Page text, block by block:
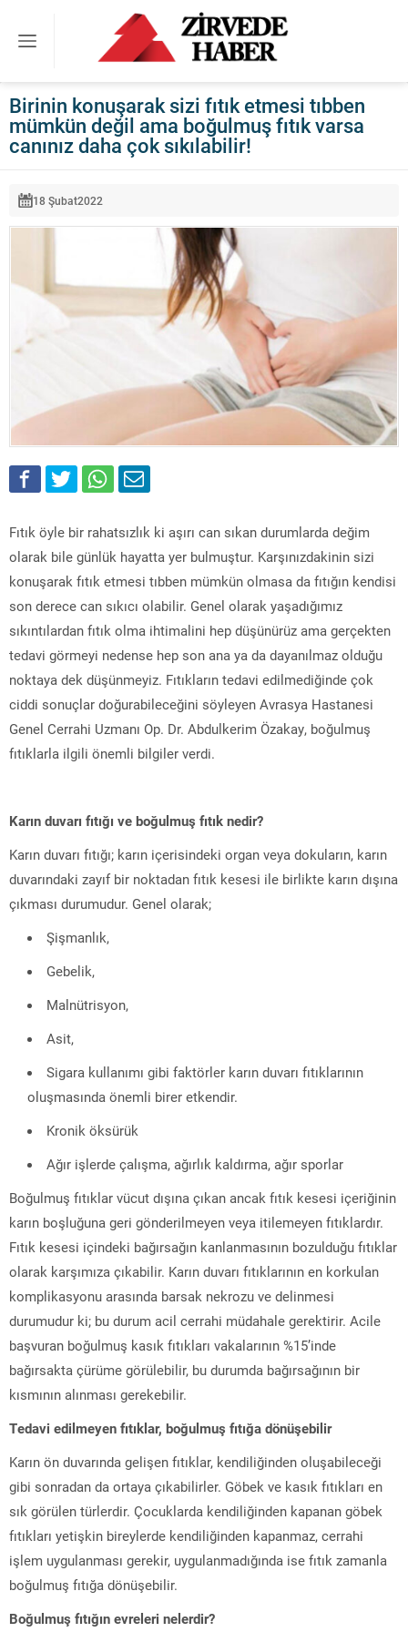
Birinin konuşarak sizi fıtık etmesi tıbben
mümkün değil ama boğulmuş fıtık varsa
canınız daha çok sıkılabilir!
18 Şubat2022
Fıtık öyle bir rahatsızlık ki aşırı can sıkan durumlarda değim
olarak bile günlük hayatta yer bulmuştur. Karşınızdakinin sizi
konuşarak fıtık etmesi tıbben mümkün olmasa da fıtığın kendisi
son derece can sıkıcı olabilir. Genel olarak yaşadığımız
sıkıntılardan fıtık olma ihtimalini hep düşünürüz ama gerçekten
tedavi görmeyi nedense hep son ana ya da dayanılmaz olduğu
noktaya dek düşünmeyiz. Fıtıkların tedavi edilmediğinde çok
ciddi sonuçlar doğurabileceğini söyleyen Avrasya Hastanesi
Genel Cerrahi Uzmanı Op. Dr. Abdulkerim Özakay, boğulmuş
fıtıklarla ilgili önemli bilgiler verdi.
Karın duvarı fıtığı ve boğulmuş fıtık nedir?
Karın duvarı fıtığı; karın içerisindeki organ veya dokuların, karın
duvarındaki zayıf bir noktadan fıtık kesesi ile birlikte karın dışına
çıkması durumudur. Genel olarak;
Şişmanlık,
Gebelik,
Malnütrisyon,
Asit,
Sigara kullanımı gibi faktörler karın duvarı fıtıklarının
oluşmasında önemli birer etkendir.
Kronik öksürük
Ağır işlerde çalışma, ağırlık kaldırma, ağır sporlar
Boğulmuş fıtıklar vücut dışına çıkan ancak fıtık kesesi içeriğinin
karın boşluğuna geri gönderilmeyen veya itilemeyen fıtıklardır.
Fıtık kesesi içindeki bağırsağın kanlanmasının bozulduğu fıtıklar
olarak karşımıza çıkabilir. Karın duvarı fıtıklarının en korkulan
komplikasyonu arasında barsak nekrozu ve delinmesi
durumudur ki; bu durum acil cerrahi müdahale gerektirir. Acile
başvuran boğulmuş kasık fıtıkları vakalarının %15’inde
bağırsakta çürüme görülebilir, bu durumda bağırsağının bir
kısmının alınması gerekebilir.
Tedavi edilmeyen fıtıklar, boğulmuş fıtığa dönüşebilir
Karın ön duvarında gelişen fıtıklar, kendiliğinden oluşabileceği
gibi sonradan da ortaya çıkabilirler. Göbek ve kasık fıtıkları en
sık görülen türlerdir. Çocuklarda kendiliğinden kapanan göbek
fıtıkları yetişkin bireylerde kendiliğinden kapanmaz, cerrahi
işlem uygulanması gerekir, uygulanmadığında ise fıtık zamanla
boğulmuş fıtığa dönüşebilir.
Boğulmuş fıtığın evreleri nelerdir?